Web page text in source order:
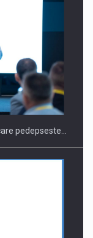
Finantare
pedepseste…